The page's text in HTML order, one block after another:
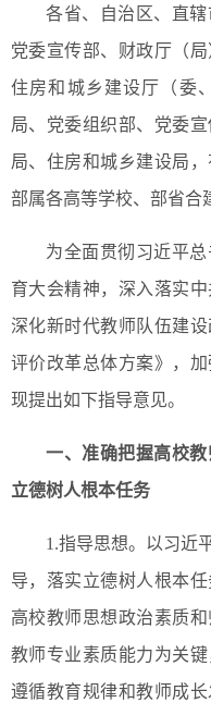
各省、自治区、直辖
党委宣传部、财政厅（
住房和城乡建设厅（委
局、党委组织部、党委
局、住房和城乡建设局
部属各高等学校、部省合
为全面贯彻习近平
育大会精神，深入落实
深化新时代教师队伍建
评价改革总体方案》，
现提出如下指导意见。
一、准确把握高校
立德树人根本任务
1.指导思想。以习近
导，落实立德树人根本
高校教师思想政治素质
教师专业素质能力为关
遵循教育规律和教师成